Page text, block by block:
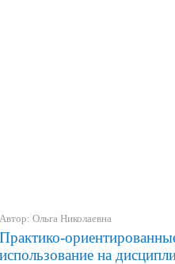
Автор: Ольга Николаевна
Практико-
использование на